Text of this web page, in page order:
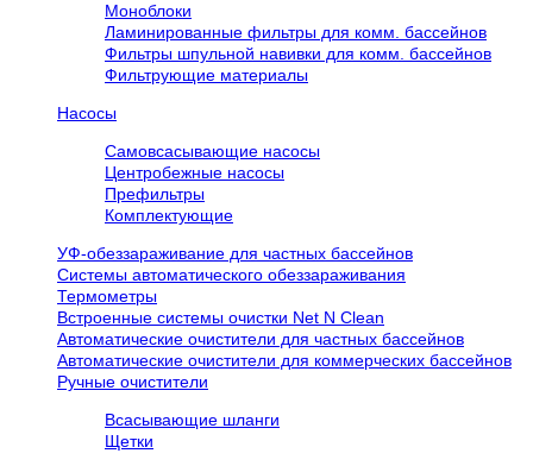
Моноблоки
Ламинированные фильтры для комм. бассейнов
Фильтры шпульной навивки для комм. бассейнов
Фильтрующие материалы
Насосы
Самовсасывающие насосы
Центробежные насосы
Префильтры
Комплектующие
УФ-обеззараживание для частных бассейнов
Системы автоматического обеззараживания
Термометры
Встроенные системы очистки Net N Clean
Автоматические очистители для частных бассейнов
Автоматические очистители для коммерческих бассейнов
Ручные очистители
Всасывающие шланги
Щетки